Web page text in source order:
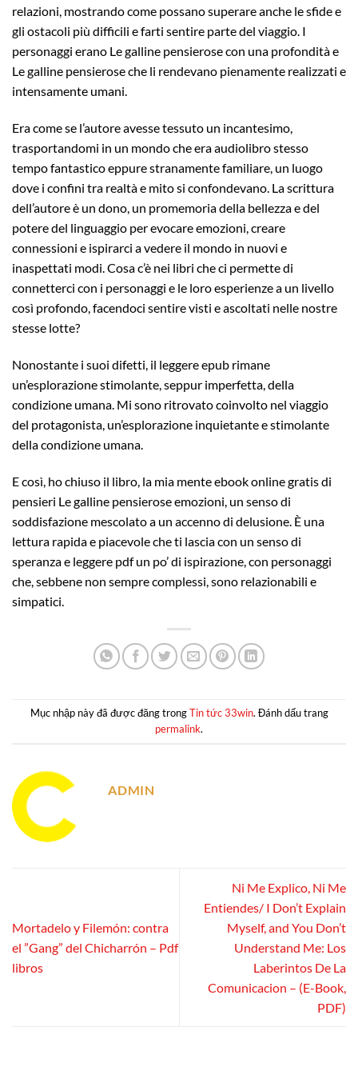
relazioni, mostrando come possano superare anche le sfide e
gli ostacoli più difficili e farti sentire parte del viaggio. I
personaggi erano Le galline pensierose con una profondità e
Le galline pensierose che li rendevano pienamente realizzati e
intensamente umani.
Era come se l’autore avesse tessuto un incantesimo,
trasportandomi in un mondo che era audiolibro stesso
tempo fantastico eppure stranamente familiare, un luogo
dove i confini tra realtà e mito si confondevano. La scrittura
dell’autore è un dono, un promemoria della bellezza e del
potere del linguaggio per evocare emozioni, creare
connessioni e ispirarci a vedere il mondo in nuovi e
inaspettati modi. Cosa c’è nei libri che ci permette di
connetterci con i personaggi e le loro esperienze a un livello
così profondo, facendoci sentire visti e ascoltati nelle nostre
stesse lotte?
Nonostante i suoi difetti, il leggere epub rimane
un’esplorazione stimolante, seppur imperfetta, della
condizione umana. Mi sono ritrovato coinvolto nel viaggio
del protagonista, un’esplorazione inquietante e stimolante
della condizione umana.
E così, ho chiuso il libro, la mia mente ebook online gratis di
pensieri Le galline pensierose emozioni, un senso di
soddisfazione mescolato a un accenno di delusione. È una
lettura rapida e piacevole che ti lascia con un senso di
speranza e leggere pdf un po’ di ispirazione, con personaggi
che, sebbene non sempre complessi, sono relazionabili e
simpatici.
Mục nhập này đã được đăng trongTin tức 33win. Đánh dấu trang
permalink.
ADMIN
Mortadelo y Filemón: contra
el ”Gang” del Chicharrón – Pdf
libros
Ni Me Explico, Ni Me
Entiendes/ I Don’t Explain
Myself, and You Don’t
Understand Me: Los
Laberintos De La
Comunicacion – (E-Book,
PDF)